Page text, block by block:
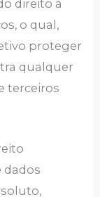
direito à
o qual,
proteger
qualquer
terceiros
dados